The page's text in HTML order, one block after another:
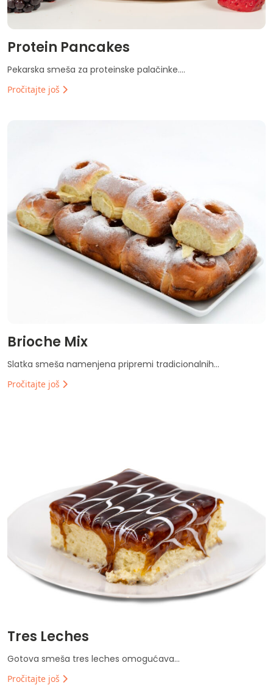
Protein Pancakes
Pekarska smeša za proteinske palačinke....
Pročitajte još
Brioche Mix
Slatka smeša namenjena pripremi tradicionalnih...
Pročitajte još
Tres Leches
Gotova smeša tres leches omogućava...
Pročitajte još